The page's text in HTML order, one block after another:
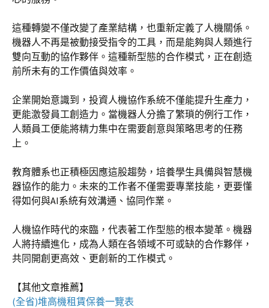
這種轉變不僅改變了產業結構，也重新定義了人機關係。
機器人不再是被動接受指令的工具，而是能夠與人類進行
雙向互動的協作夥伴。這種新型態的合作模式，正在創造
前所未有的工作價值與效率。
企業開始意識到，投資人機協作系統不僅能提升生產力，
更能激發員工創造力。當機器人分擔了繁瑣的例行工作，
人類員工便能將精力集中在需要創意與策略思考的任務
上。
教育體系也正積極因應這股趨勢，培養學生具備與智慧機
器協作的能力。未來的工作者不僅需要專業技能，更要懂
得如何與AI系統有效溝通、協同作業。
人機協作時代的來臨，代表著工作型態的根本變革。機器
人將持續進化，成為人類在各領域不可或缺的合作夥伴，
共同開創更高效、更創新的工作模式。
【其他文章推薦】
(全省)堆高機租賃保養一覽表